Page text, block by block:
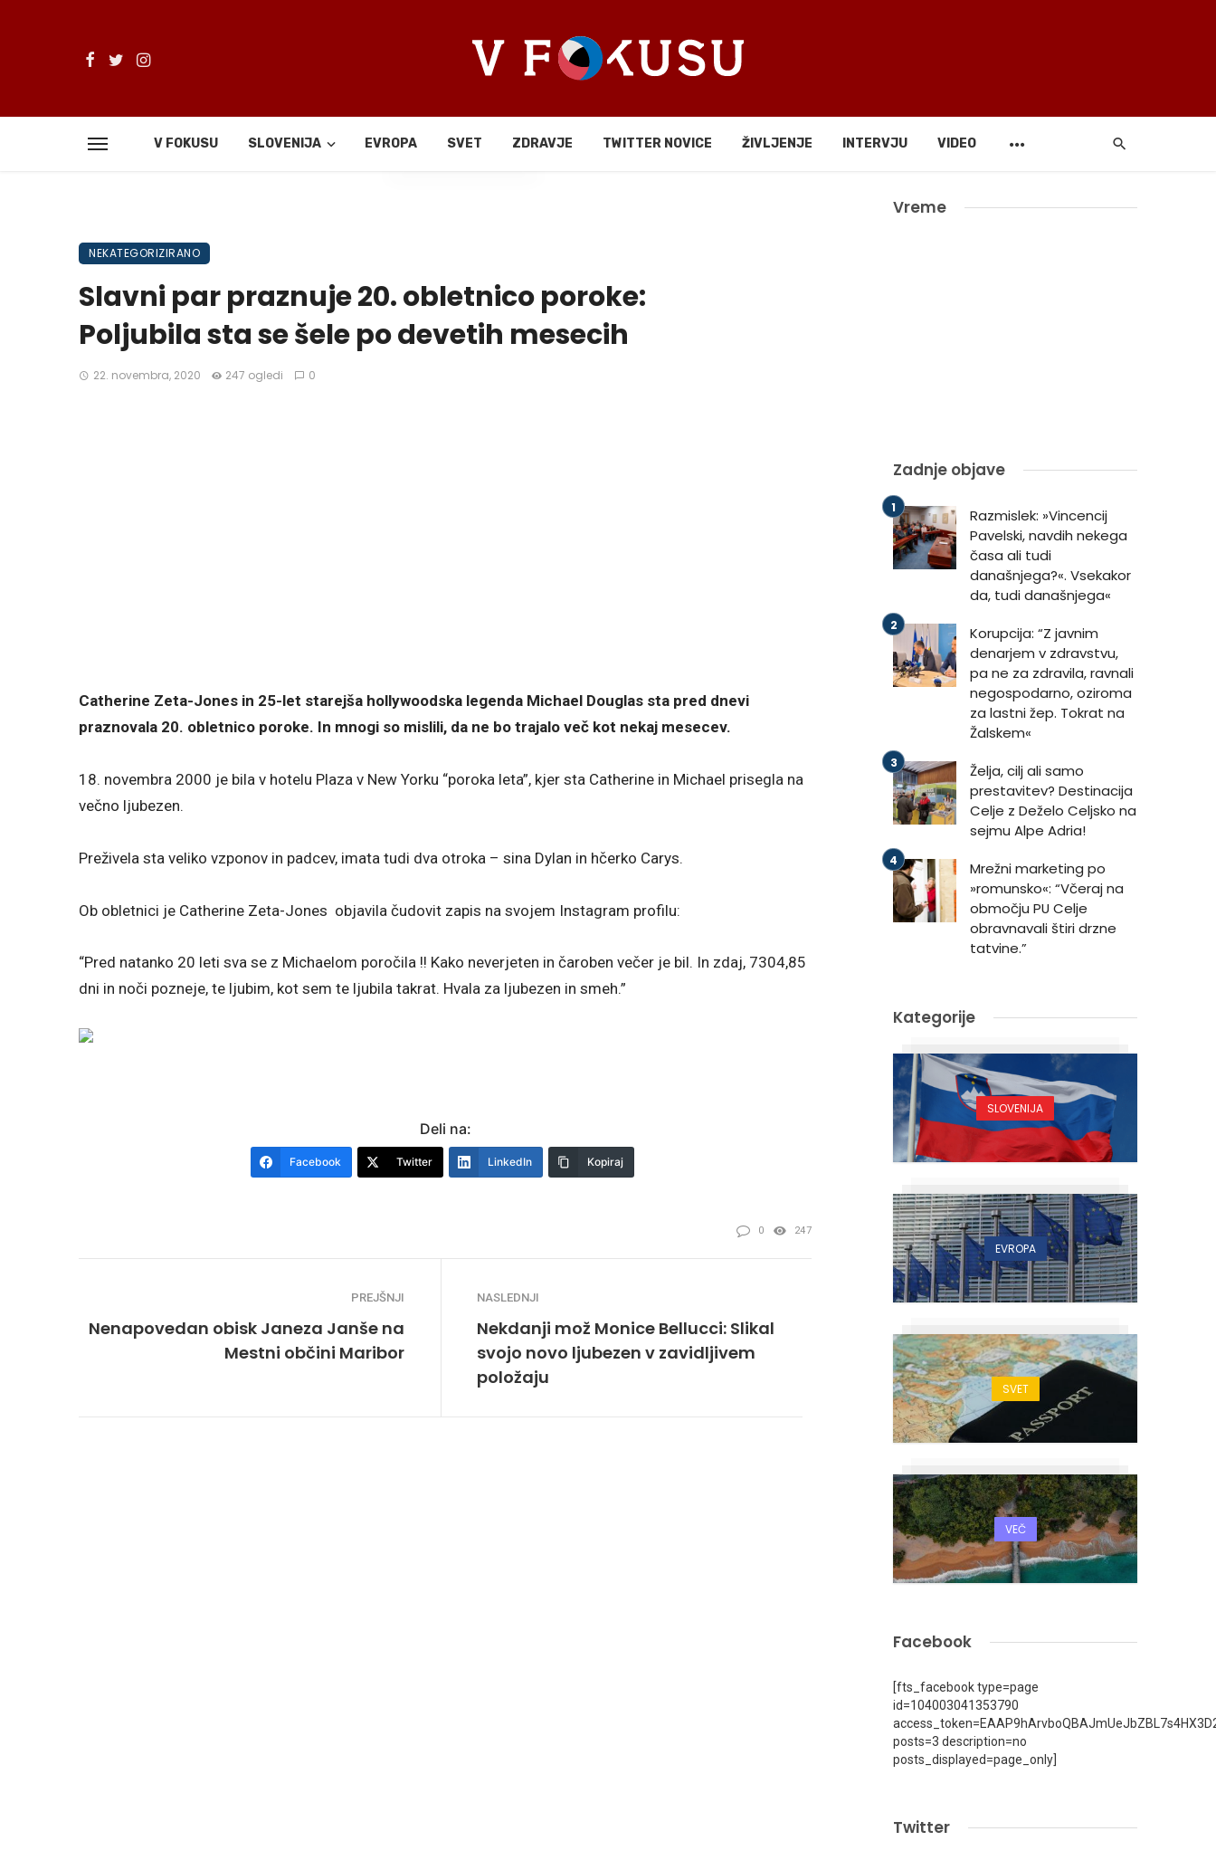
V FOKUSU SLOVENIJA EVROPA SVET ZDRAVJE TWITTER NOVICE ŽIVLJENJE INTERVJU VIDEO
Deli
NEKATEGORIZIRANO
Slavni par praznuje 20. obletnico poroke:
Poljubila sta se šele po devetih mesecih
22. novembra, 2020 247 ogledi 0
Catherine Zeta-Jones in 25-let starejša hollywoodska legenda Michael Douglas sta pred dnevi
praznovala 20. obletnico poroke. In mnogi so mislili, da ne bo trajalo več kot nekaj mesecev.
18. novembra 2000 je bila v hotelu Plaza v New Yorku “poroka leta”, kjer sta Catherine in Michael prisegla na
večno ljubezen.
Preživela sta veliko vzponov in padcev, imata tudi dva otroka – sina Dylan in hčerko Carys.
Ob obletnici je Catherine Zeta-Jones objavila čudovit zapis na svojem Instagram profilu:
“Pred natanko 20 leti sva se z Michaelom poročila !! Kako neverjeten in čaroben večer je bil. In zdaj, 7304,85
dni in noči pozneje, te ljubim, kot sem te ljubila takrat. Hvala za ljubezen in smeh.”
Deli na:
Facebook Twitter LinkedIn Kopiraj
0 247
PREJŠNJI
Nenapovedan obisk Janeza Janše na
Mestni občini Maribor
NASLEDNJI
Nekdanji mož Monice Bellucci: Slikal
svojo novo ljubezen v zavidljivem
položaju
Vreme
Zadnje objave
Razmislek: »Vincencij
Pavelski, navdih nekega
časa ali tudi
današnjega?«. Vsekakor
da, tudi današnjega«
Korupcija: “Z javnim
denarjem v zdravstvu,
pa ne za zdravila, ravnali
negospodarno, oziroma
za lastni žep. Tokrat na
Žalskem«
Želja, cilj ali samo
prestavitev? Destinacija
Celje z Deželo Celjsko na
sejmu Alpe Adria!
Mrežni marketing po
»romunsko«: “Včeraj na
območju PU Celje
obravnavali štiri drzne
tatvine.”
Kategorije
SLOVENIJA
EVROPA
SVET
VEČ
Facebook
[fts_facebook type=page
id=104003041353790
posts=3 description=no
posts_displayed=page_only]
Twitter